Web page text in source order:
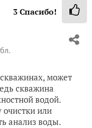
3Спасибо!
может
скважина
водой.
или
анализ воды.